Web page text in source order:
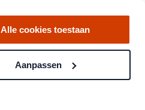
Alle cookies toestaan
Aanpassen